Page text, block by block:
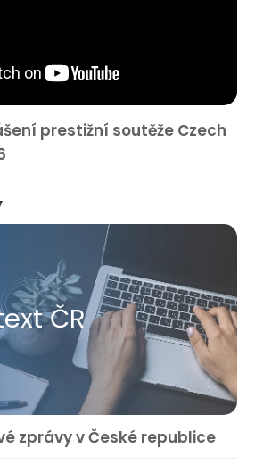
prestižní soutěže Czech
ČR
zprávy v České republice